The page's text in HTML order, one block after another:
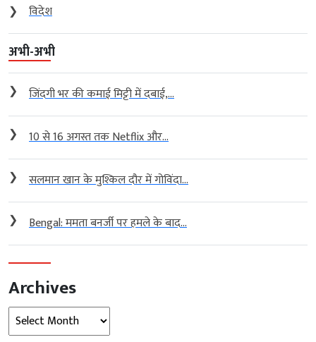
❯
विदेश
अभी-अभी
❯ जिंदगी भर की कमाई मिट्टी में दबाई,...
❯ 10 से 16 अगस्त तक Netflix और...
❯ सलमान खान के मुश्किल दौर में गोविंदा...
❯ Bengal: ममता बनर्जी पर हमले के बाद...
Archives
Archives